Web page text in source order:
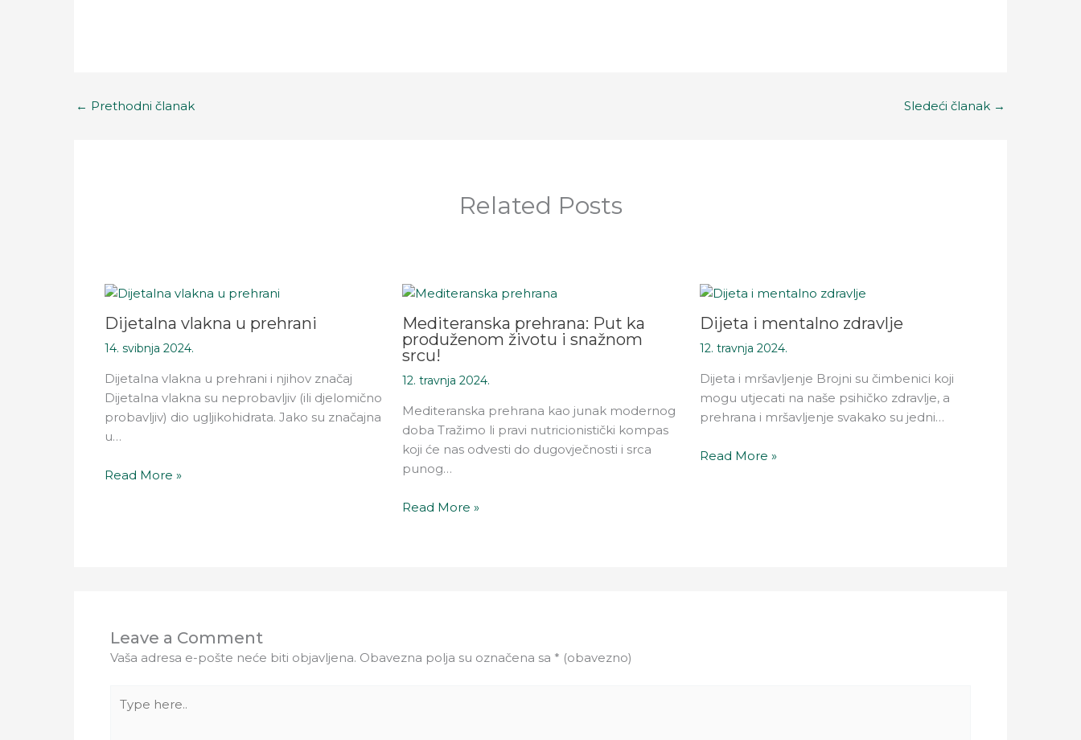
← Prethodni članak Sledeći članak →
Related Posts
Dijetalna vlakna u prehrani
14. svibnja 2024.
Dijetalna vlakna u prehrani i njihov značaj
Dijetalna vlakna su neprobavljiv (ili djelomično
probavljiv) dio ugljikohidrata. Jako su značajna
u…
Read More »
Mediteranska prehrana: Put ka
produženom životu i snažnom
srcu!
12. travnja 2024.
Mediteranska prehrana kao junak modernog
doba Tražimo li pravi nutricionistički kompas
koji će nas odvesti do dugovječnosti i srca
punog…
Read More »
Dijeta i mentalno zdravlje
12. travnja 2024.
Dijeta i mršavljenje Brojni su čimbenici koji
mogu utjecati na naše psihičko zdravlje, a
prehrana i mršavljenje svakako su jedni…
Read More »
Leave a Comment
Vaša adresa e-pošte neće biti objavljena. Obavezna polja su označena sa * (obavezno)
here..